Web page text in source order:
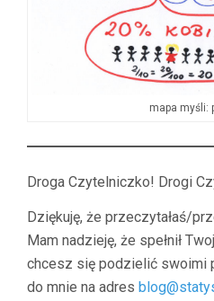
mapa myśli:
Droga Czytelniczko! Drogi
Dziękuję, że przeczytałaś/
Mam nadzieję, że spełnił
chcesz się podzielić swoimi
do mnie na adres